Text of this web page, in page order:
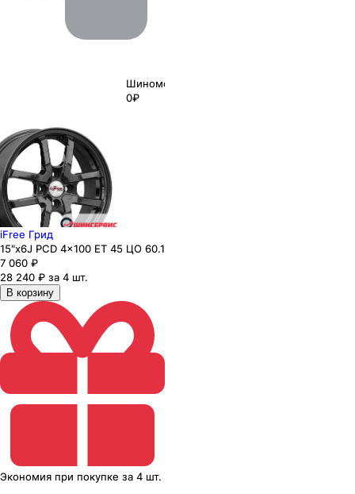
Шиномонтаж
0₽
iFree Грид
15"x6J PCD 4x100 ЕТ 45 ЦО 60.1
7 060 ₽
28 240 ₽ за 4 шт.
В корзину
Экономия при покупке за 4 шт.